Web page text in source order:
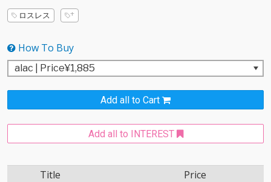
ロスレス
How To Buy
Add all to Cart
Add all to INTEREST
Title Price